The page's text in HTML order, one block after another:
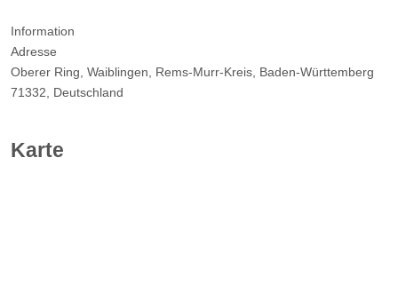
Information
Adresse
Oberer Ring, Waiblingen, Rems-Murr-Kreis, Baden-Württemberg
71332, Deutschland
Karte